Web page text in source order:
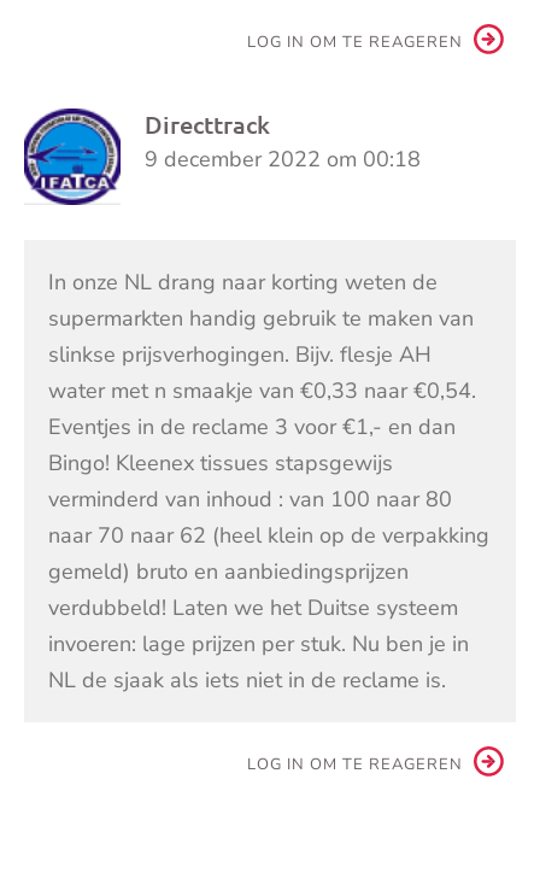
LOG IN OM TE REAGEREN
Directtrack
9 december 2022 om 00:18
In onze NL drang naar korting weten de
supermarkten handig gebruik te maken van
slinkse prijsverhogingen. Bijv. flesje AH
water met n smaakje van €0,33 naar €0,54.
Eventjes in de reclame 3 voor €1,- en dan
Bingo! Kleenex tissues stapsgewijs
verminderd van inhoud : van 100 naar 80
naar 70 naar 62 (heel klein op de verpakking
gemeld) bruto en aanbiedingsprijzen
verdubbeld! Laten we het Duitse systeem
invoeren: lage prijzen per stuk. Nu ben je in
NL de sjaak als iets niet in de reclame is.
LOG IN OM TE REAGEREN